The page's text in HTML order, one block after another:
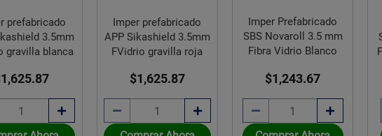
prefabricado
3.5mm
gravilla blanca
Imper prefabricado
APP Sikashield 3.5mm
FVidrio gravilla roja
$1,625.87
Imper Prefabricado
SBS Novaroll 3.5 mm
Fibra Vidrio Blanco
$1,243.67